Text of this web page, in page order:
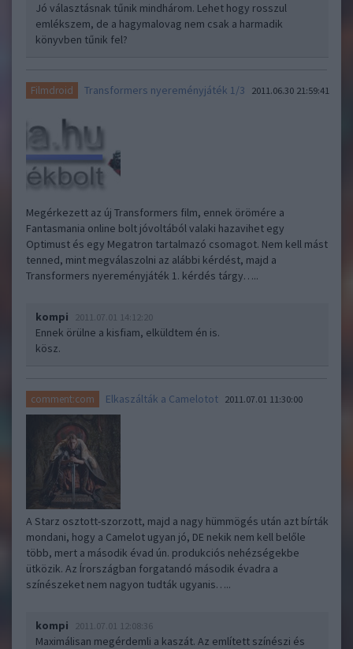
Jó választásnak tűnik mindhárom. Lehet hogy rosszul
emlékszem, de a hagymalovag nem csak a harmadik
könyvben tűnik fel?
Filmdroid Transformers nyereményjáték 1/3 2011.06.30 21:59:41
Megérkezett az új Transformers film, ennek örömére a
Fantasmania online bolt jóvoltából valaki hazavihet egy
Optimust és egy Megatron tartalmazó csomagot. Nem kell mást
tenned, mint megválaszolni az alábbi kérdést, majd a
Transformers nyereményjáték 1. kérdés tárgy…..
kompi 2011.07.01 14:12:20
Ennek örülne a kisfiam, elküldtem én is.
kösz.
comment:com Elkaszálták a Camelotot 2011.07.01 11:30:00
A Starz osztott-szorzott, majd a nagy hümmögés után azt bírták
mondani, hogy a Camelot ugyan jó, DE nekik nem kell belőle
több, mert a második évad ún. produkciós nehézségekbe
ütközik. Az Írországban forgatandó második évadra a
színészeket nem nagyon tudták ugyanis…..
kompi 2011.07.01 12:08:36
Maximálisan megérdemli a kaszát. Az említett színészi és